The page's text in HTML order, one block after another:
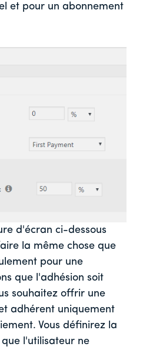
et pour un abonnement
d'écran ci-dessous
la même chose que
pour une
que l'adhésion soit
souhaitez offrir une
adhérent uniquement
Vous définirez la
l'utilisateur ne